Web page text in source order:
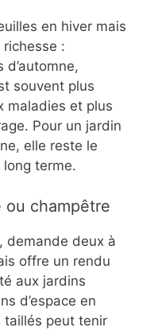
en hiver mais
:
souvent plus
maladies et plus
Pour un jardin
elle reste le
terme.
ou champêtre
demande deux à
offre un rendu
aux jardins
d’espace en
taillés peut tenir